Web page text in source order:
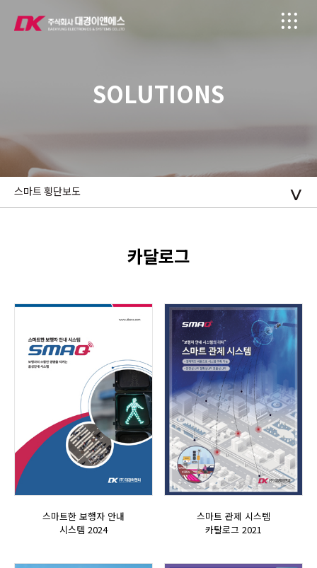
SOLUTIONS
스마트 횡단보도
카달로그
스마트한 보행자 안내
시스템 2024
스마트 관제 시스템
카탈로그 2021